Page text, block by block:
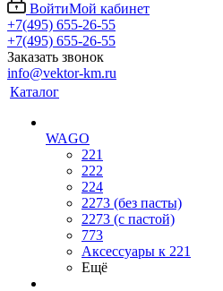
ВойтиМой кабинет
+7(495) 655-26-55
+7(495) 655-26-55
Заказать звонок
info@vektor-km.ru
Каталог
WAGO
221
222
224
2273 (без пасты)
2273 (с пастой)
773
Аксессуары к 221
Ещё